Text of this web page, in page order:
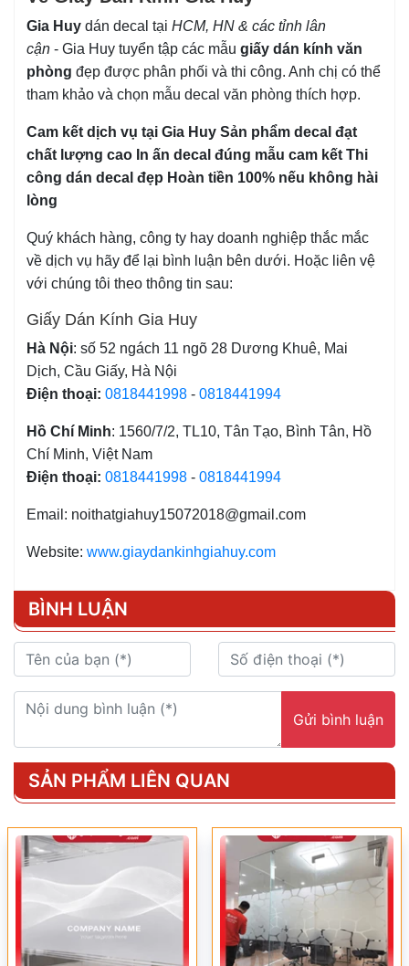
Gia Huydán decal tại HCM, HN & các tỉnh lân
cận- Gia Huy tuyển tập các mẫu giấy dán kính văn
phòng đẹp được phân phối và thi công. Anh chị có thể
tham khảo và chọn mẫu decal văn phòng thích hợp.
Cam kết dịch vụ tại Gia Huy Sản phẩm decal đạt
chất lượng cao In ấn decal đúng mẫu cam kết Thi
công dán decal đẹp Hoàn tiền 100% nếu không hài
lòng
Quý khách hàng, công ty hay doanh nghiệp thắc mắc
về dịch vụ hãy để lại bình luận bên dưới. Hoặc liên vệ
với chúng tôi theo thông tin sau:
Giấy Dán Kính Gia Huy
Hà Nội: số 52 ngách 11 ngõ 28 Dương Khuê, Mai
Dịch, Cầu Giấy, Hà Nội
Điện thoại: 0818441998- 0818441994
Hồ Chí Minh: 1560/7/2, TL10, Tân Tạo, Bình Tân, Hồ
Chí Minh, Việt Nam
Điện thoại: 0818441998- 0818441994
Email: noithatgiahuy15072018@gmail.com
Website: www.giaydankinhgiahuy.com
BÌNH LUẬN
Gửi bình luận
SẢN PHẨM LIÊN QUAN